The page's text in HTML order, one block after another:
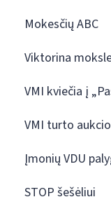
Mokesčių ABC
Viktorina
VMI kviečia į
VMI turto
Įmonių VDU
STOP šešėliui